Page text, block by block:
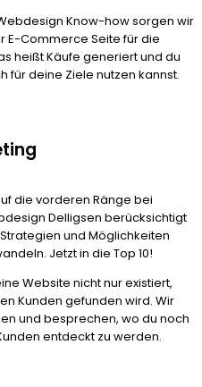
Know-how sorgen wir
E-Commerce Seite für die
heißt Käufe generiert und du
für deine Ziele nutzen kannst.
die vorderen Ränge bei
Delligsen berücksichtigt
und Möglichkeiten
Jetzt in die Top 10!
Website nicht nur existiert,
Kunden gefunden wird. Wir
und besprechen, wo du noch
entdeckt zu werden.